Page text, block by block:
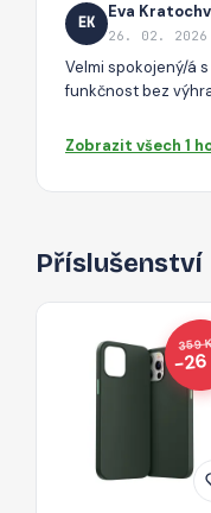
EK
Eva
26. 02. 2026
Velmi spokojený/á
funkčnost bez
Zobrazit všech 1
Příslušenství
359